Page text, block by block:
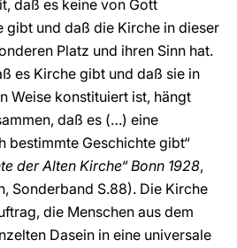
daß es keine von Gott
gibt und daß die Kirche in dieser
Platz und ihren Sinn hat.
es Kirche gibt und daß sie in
Weise konstituiert ist, hängt
daß es (…) eine
bestimmte Geschichte gibt“
der Alten Kirche“ Bonn 1928,
Sonderband S.88). Die Kirche
die Menschen aus dem
Dasein in eine universale